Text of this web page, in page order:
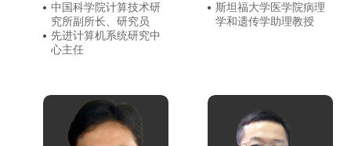
中国科学院计算技术研
究所副所长、研究员
先进计算机系统研究中
心主任
斯坦福大学医学院病理
学和遗传学助理教授